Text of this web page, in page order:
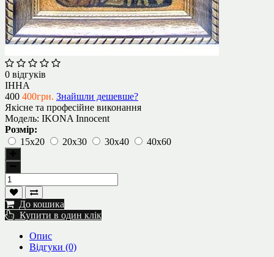
0 відгуків
ІННА
400 400грн. Знайшли дешевше?
Якісне та професійне виконання
Модель: IKONA Innocent
Розмір:
15х20
20х30 30х40 40х60
До кошика
Купити в один клік
Опис
Відгуки (0)